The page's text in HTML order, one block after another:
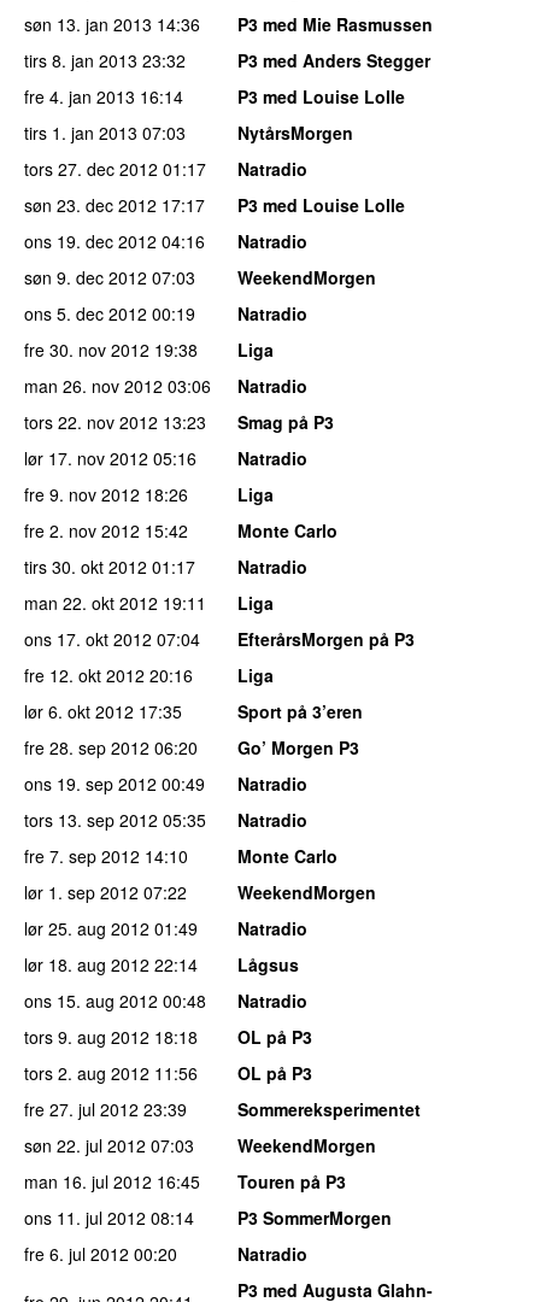
søn 13. jan 2013 14:36
P3 med Mie Rasmussen
tirs 8. jan 2013 23:32
P3 med Anders Stegger
fre 4. jan 2013 16:14
P3 med Louise Lolle
tirs 1. jan 2013 07:03
NytårsMorgen
tors 27. dec 2012 01:17
Natradio
søn 23. dec 2012 17:17
P3 med Louise Lolle
ons 19. dec 2012 04:16
Natradio
søn 9. dec 2012 07:03
WeekendMorgen
ons 5. dec 2012 00:19
Natradio
fre 30. nov 2012 19:38
Liga
man 26. nov 2012 03:06
Natradio
tors 22. nov 2012 13:23
Smag på P3
lør 17. nov 2012 05:16
Natradio
fre 9. nov 2012 18:26
Liga
fre 2. nov 2012 15:42
Monte Carlo
tirs 30. okt 2012 01:17
Natradio
man 22. okt 2012 19:11
Liga
ons 17. okt 2012 07:04
EfterårsMorgen på P3
fre 12. okt 2012 20:16
Liga
lør 6. okt 2012 17:35
Sport på 3’eren
fre 28. sep 2012 06:20
Go’ Morgen P3
ons 19. sep 2012 00:49
Natradio
tors 13. sep 2012 05:35
Natradio
fre 7. sep 2012 14:10
Monte Carlo
lør 1. sep 2012 07:22
WeekendMorgen
lør 25. aug 2012 01:49
Natradio
lør 18. aug 2012 22:14
Lågsus
ons 15. aug 2012 00:48
Natradio
tors 9. aug 2012 18:18
OL på P3
tors 2. aug 2012 11:56
OL på P3
fre 27. jul 2012 23:39
Sommereksperimentet
søn 22. jul 2012 07:03
WeekendMorgen
man 16. jul 2012 16:45
Touren på P3
ons 11. jul 2012 08:14
P3 SommerMorgen
fre 6. jul 2012 00:20
Natradio
P3 med Augusta Glahn-